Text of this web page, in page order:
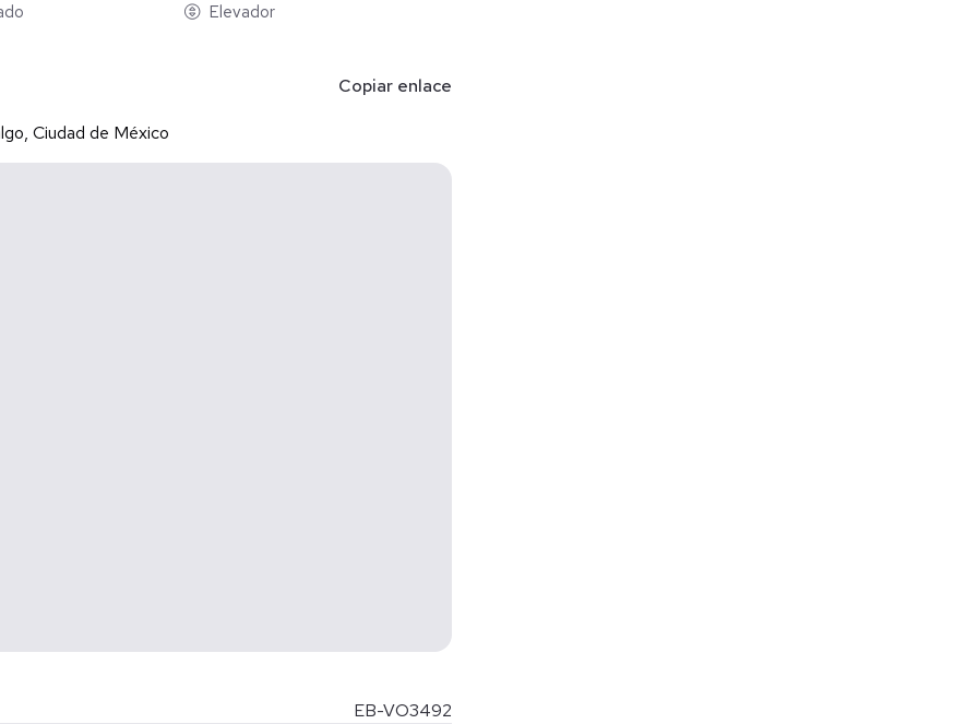
Elevador
Copiar enlace
Ciudad de México
EB-VO3492